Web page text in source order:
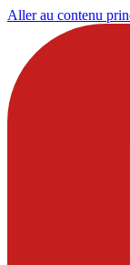
Aller au contenu